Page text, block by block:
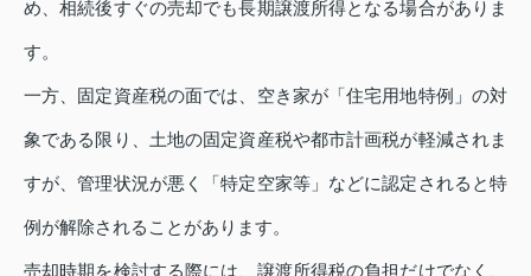
め、相続後すぐの売却でも長期譲渡所得となる場合がありま
す。
一方、固定資産税の面では、空き家が「住宅用地特例」の対
象である限り、土地の固定資産税や都市計画税が軽減されま
すが、管理状況が悪く「特定空家等」などに認定されると特
例が解除されることがあります。
売却時期を検討する際には、譲渡所得税の負担だけでなく、